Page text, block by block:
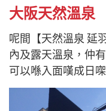
大阪天然溫泉
呢間【天然溫泉 延
內及露天溫泉，仲
可以喺入面嘆成日